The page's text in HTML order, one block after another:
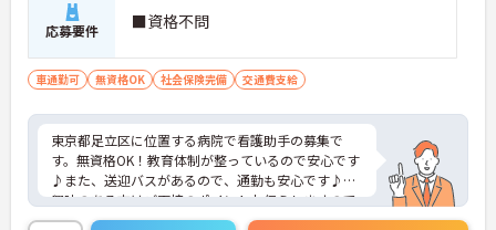
応募要件 ■資格不問
車通勤可 無資格OK 社会保険完備 交通費支給
東京都足立区に位置する病院で看護助手の募集で
す。無資格OK！教育体制が整っているので安心です
♪また、送迎バスがあるので、通勤も安心です♪ご
興味のある方はご面接のポイントお伝えしますので
ご気軽にお問い合わせください。